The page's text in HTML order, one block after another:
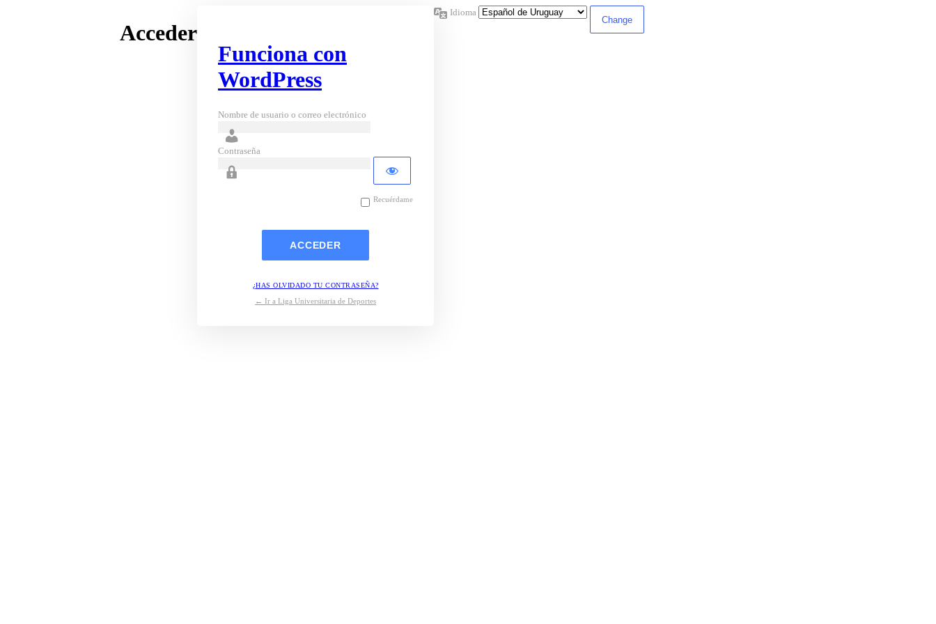
Acceder
Funciona con
WordPress
Nombre de usuario o correo electrónico
Contraseña
Recuérdame
¿HAS OLVIDADO TU CONTRASEÑA?
← Ir a Liga Universitaria de Deportes
Idioma